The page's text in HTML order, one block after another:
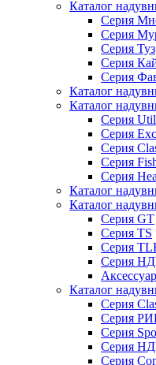
Каталог
Серия
Серия
Серия Туз
Серия
Серия
Каталог
Каталог
Серия
Серия
Серия
Серия
Серия
Каталог
Каталог
Серия GT
Серия TS
Серия
Серия
Каталог
Серия
Серия
Серия
Серия
Серия